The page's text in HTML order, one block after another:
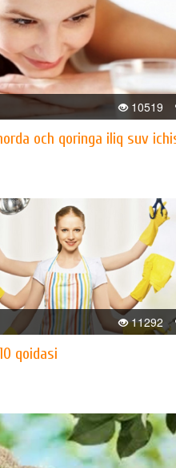
10519
och qoringa iliq suv
11292
qoidasi